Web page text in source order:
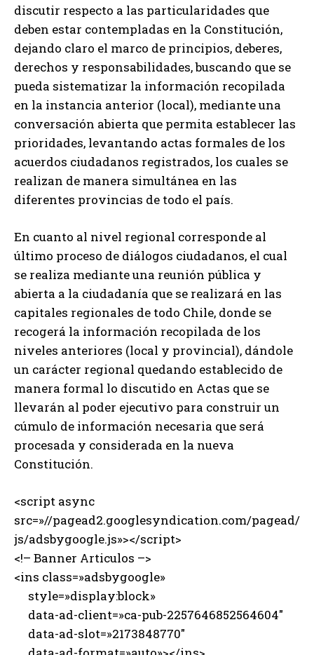
discutir respecto a las particularidades que
deben estar contempladas en la Constitución,
dejando claro el marco de principios, deberes,
derechos y responsabilidades, buscando que se
pueda sistematizar la información recopilada
en la instancia anterior (local), mediante una
conversación abierta que permita establecer las
prioridades, levantando actas formales de los
acuerdos ciudadanos registrados, los cuales se
realizan de manera simultánea en las
diferentes provincias de todo el país.
En cuanto al nivel regional corresponde al
último proceso de diálogos ciudadanos, el cual
se realiza mediante una reunión pública y
abierta a la ciudadanía que se realizará en las
capitales regionales de todo Chile, donde se
recogerá la información recopilada de los
niveles anteriores (local y provincial), dándole
un carácter regional quedando establecido de
manera formal lo discutido en Actas que se
llevarán al poder ejecutivo para construir un
cúmulo de información necesaria que será
procesada y considerada en la nueva
Constitución.
<script async
src=»//pagead2.googlesyndication.com/pagead/
js/adsbygoogle.js»></script>
<!– Banner Articulos –>
<ins class=»adsbygoogle»
style=»display:block»
data-ad-client=»ca-pub-2257646852564604″
data-ad-slot=»2173848770″